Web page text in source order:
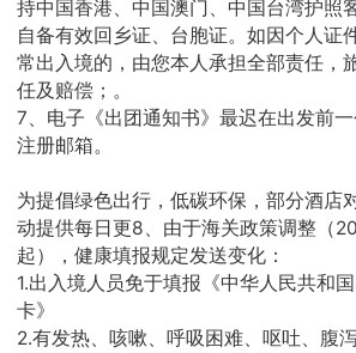
持中国香港、中国澳门、中国台湾护照
自备有效回乡证、台胞证。如因个人证
常出入境的，由您本人承担全部责任，
任及赔偿；。
7、电子《出团通知书》最迟在出发前
注册邮箱。
为提倡绿色出行，低碳环保，部分酒店
动提供每日更8、由于海关政策调整（
起），健康填报规定发送变化：
1.出入境人员免于填报《中华人民共和
卡》
2.有发热、咳嗽、呼吸困难、呕吐、腹